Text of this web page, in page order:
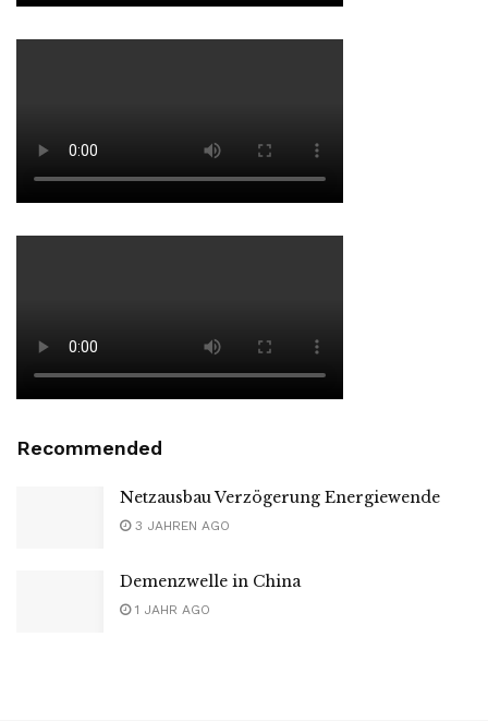
Recommended
Netzausbau Verzögerung Energiewende
3 JAHREN AGO
Demenzwelle in China
1 JAHR AGO